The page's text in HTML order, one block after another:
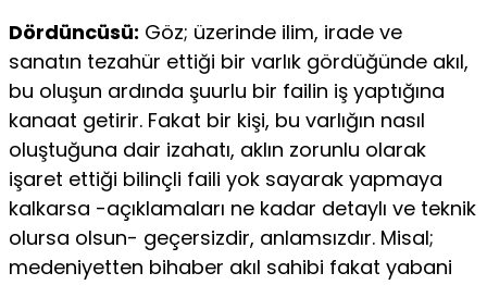
Dördüncüsü: Göz; üzerinde ilim, irade ve
sanatın tezahür ettiği bir varlık gördüğünde akıl,
bu oluşun ardında şuurlu bir failin iş yaptığına
kanaat getirir. Fakat bir kişi, bu varlığın nasıl
oluştuğuna dair izahatı, aklın zorunlu olarak
işaret ettiği bilinçli faili yok sayarak yapmaya
kalkarsa -açıklamaları ne kadar detaylı ve teknik
olursa olsun- geçersizdir, anlamsızdır. Misal;
medeniyetten bihaber akıl sahibi fakat yabani